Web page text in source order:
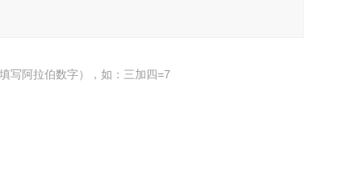
写阿拉伯数字），如：三加四=7